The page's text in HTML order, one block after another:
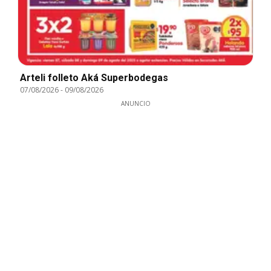
Arteli folleto Aká Superbodegas
07/08/2026- 09/08/2026
ANUNCIO